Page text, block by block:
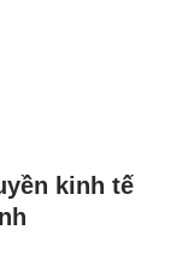
kinh tế